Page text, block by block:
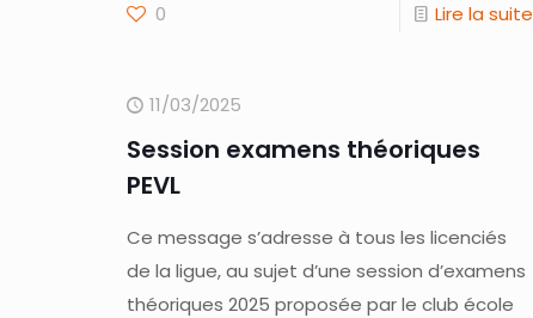
0 Lire la suite
11/03/2025
Session examens théoriques
PEVL
Ce message s’adresse à tous les licenciés
de la ligue, au sujet d’une session d’examens
théoriques 2025 proposée par le club école